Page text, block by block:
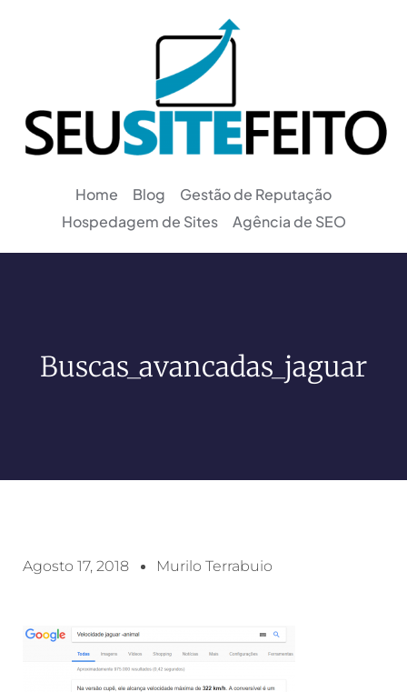
Home Blog
Gestão de Reputação
Hospedagem de Sites
Agência de SEO
Buscas_avancadas_jaguar
Agosto 17, 2018 Murilo Terrabuio